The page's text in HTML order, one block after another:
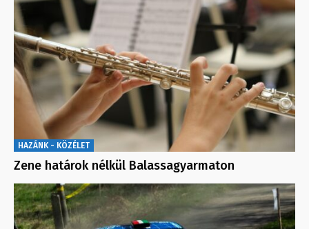
HAZÁNK - KÖZÉLET
Zene határok nélkül Balassagyarmaton